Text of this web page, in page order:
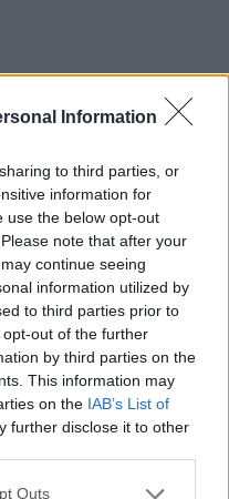
Information
to third parties, or
information for
use the below opt-out
note that after your
continue seeing
information utilized by
to third parties prior to
out of the further
by third parties on the
This information may
on the IAB’s List of
further disclose it to other
Outs
Receptai